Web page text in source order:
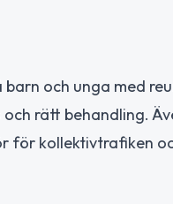
barn och unga med
rätt behandling.
för kollektivtrafiken